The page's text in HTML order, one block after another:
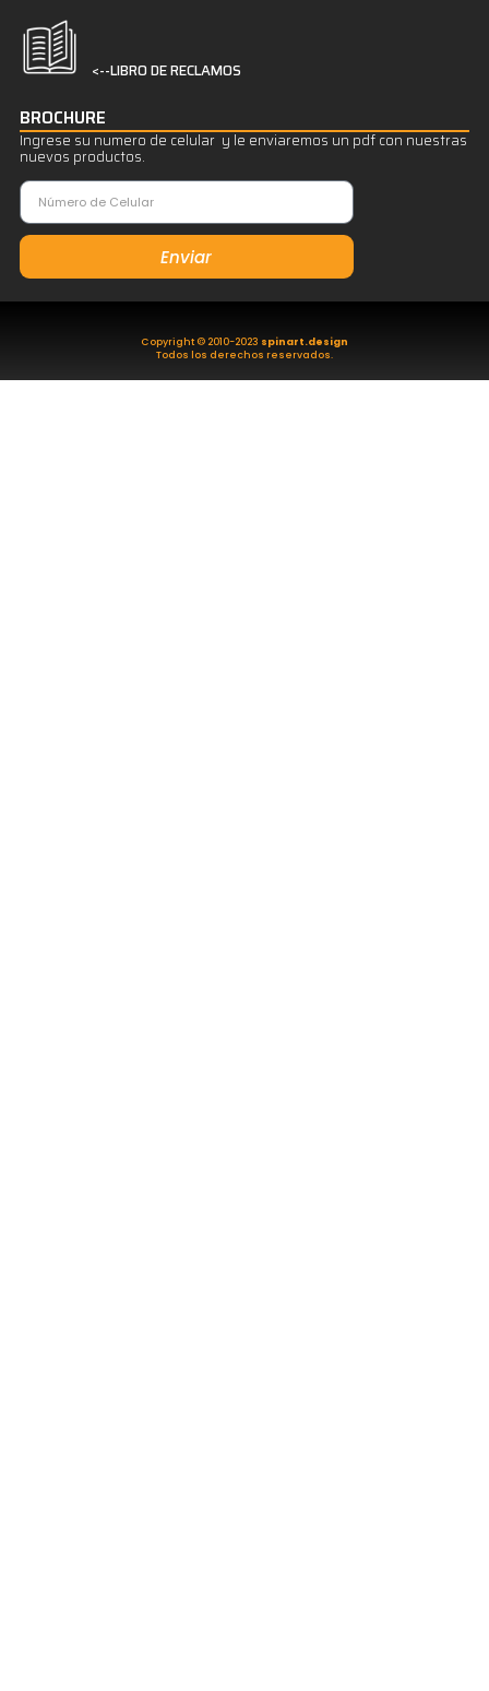
<--LIBRO DE RECLAMOS
BROCHURE
Ingrese su numero de celular y le enviaremos un pdf con nuestras
nuevos productos.
Enviar
Copyright © 2010-2023 spinart.design
Todos los derechos reservados.